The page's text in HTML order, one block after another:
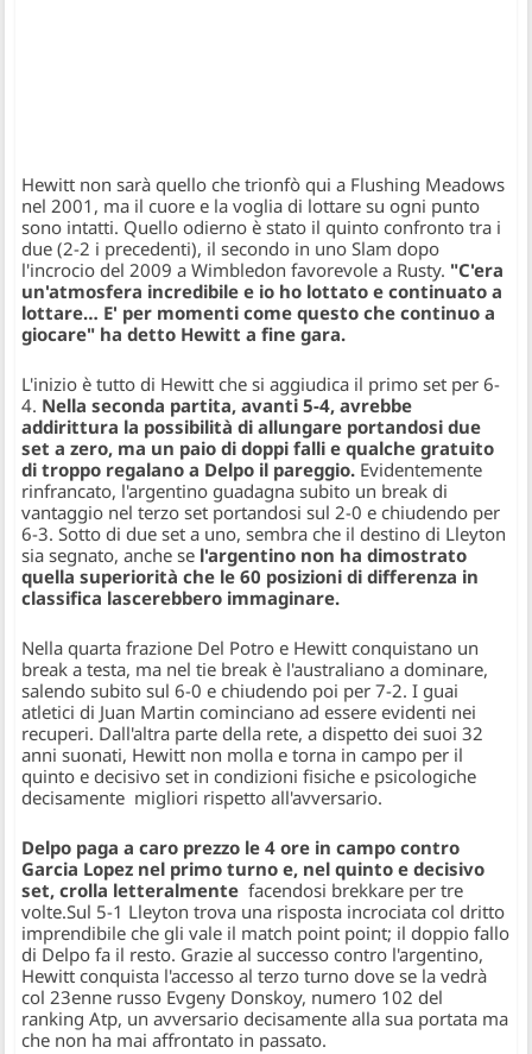
Hewitt non sarà quello che trionfò qui a Flushing Meadows
nel 2001, ma il cuore e la voglia di lottare su ogni punto
sono intatti. Quello odierno è stato il quinto confronto tra i
due (2-2 i precedenti), il secondo in uno Slam dopo
l'incrocio del 2009 a Wimbledon favorevole a Rusty. "C'era
un'atmosfera incredibile e io ho lottato e continuato a
lottare… E' per momenti come questo che continuo a
giocare" ha detto Hewitt a fine gara.
L'inizio è tutto di Hewitt che si aggiudica il primo set per 6-
4. Nella seconda partita, avanti 5-4, avrebbe
addirittura la possibilità di allungare portandosi due
set a zero, ma un paio di doppi falli e qualche gratuito
di troppo regalano a Delpo il pareggio. Evidentemente
rinfrancato, l'argentino guadagna subito un break di
vantaggio nel terzo set portandosi sul 2-0 e chiudendo per
6-3. Sotto di due set a uno, sembra che il destino di Lleyton
sia segnato, anche se l'argentino non ha dimostrato
quella superiorità che le 60 posizioni di differenza in
classifica lascerebbero immaginare.
Nella quarta frazione Del Potro e Hewitt conquistano un
break a testa, ma nel tie break è l'australiano a dominare,
salendo subito sul 6-0 e chiudendo poi per 7-2. I guai
atletici di Juan Martin cominciano ad essere evidenti nei
recuperi. Dall'altra parte della rete, a dispetto dei suoi 32
anni suonati, Hewitt non molla e torna in campo per il
quinto e decisivo set in condizioni fisiche e psicologiche
decisamente migliori rispetto all'avversario.
Delpo paga a caro prezzo le 4 ore in campo contro
Garcia Lopez nel primo turno e, nel quinto e decisivo
set, crolla letteralmente facendosi brekkare per tre
volte.Sul 5-1 Lleyton trova una risposta incrociata col dritto
imprendibile che gli vale il match point point; il doppio fallo
di Delpo fa il resto. Grazie al successo contro l'argentino,
Hewitt conquista l'accesso al terzo turno dove se la vedrà
col 23enne russo Evgeny Donskoy, numero 102 del
ranking Atp, un avversario decisamente alla sua portata ma
che non ha mai affrontato in passato.